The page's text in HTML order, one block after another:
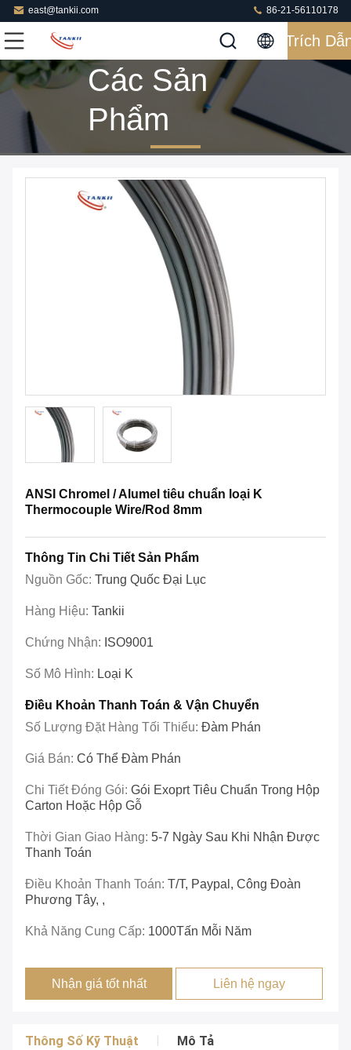
east@tankii.com 86-21-56110178
Trích
Các Sản
Phẩm
ANSI Chromel / Alumel tiêu chuẩn loại K
Thermocouple Wire/Rod 8mm
Thông Tin Chi Tiết Sản Phẩm
Nguồn Gốc: Trung Quốc Đại Lục
Hàng Hiệu: Tankii
Chứng Nhận: ISO9001
Số Mô Hình: Loại K
Điều Khoản Thanh Toán & Vận Chuyển
Số Lượng Đặt Hàng Tối Thiểu: Đàm Phán
Giá Bán: Có Thể Đàm Phán
Chi Tiết Đóng Gói: Gói Exoprt Tiêu Chuẩn Trong Hộp
Carton Hoặc Hộp Gỗ
Thời Gian Giao Hàng: 5-7 Ngày Sau Khi Nhận Được
Thanh Toán
Điều Khoản Thanh Toán: T/T, Paypal, Công Đoàn
Phương Tây, ,
Khả Năng Cung Cấp: 1000Tấn Mỗi Năm
Nhận giá tốt nhất Liên hệ ngay
Thông Số Kỹ Thuật Mô Tả